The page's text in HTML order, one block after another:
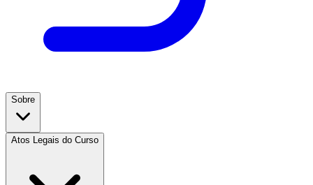
Sobre
Atos Legais do Curso